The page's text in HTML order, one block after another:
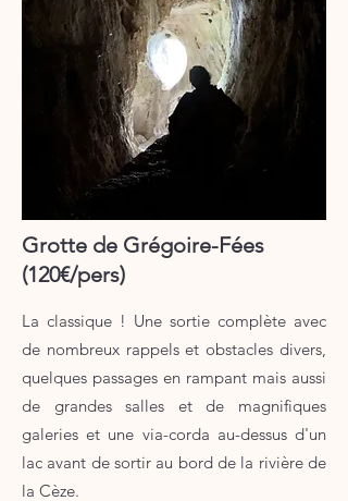
Grotte de Grégoire-Fées
(120€/pers)
La classique ! Une sortie complète avec
de nombreux rappels et obstacles divers,
quelques passages en rampant mais aussi
de grandes salles et de magnifiques
galeries et une via-corda au-dessus d'un
lac avant de sortir au bord de la rivière de
la Cèze.